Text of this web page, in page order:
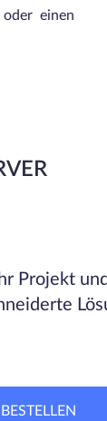
einen
Projekt